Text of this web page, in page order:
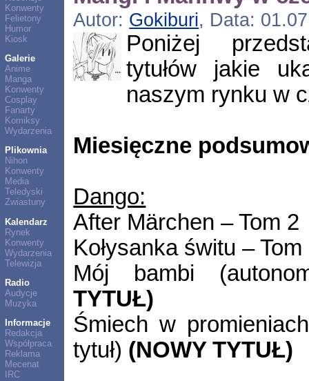
Konwenty
Felietony
Humor
Kiosk
Galerie
Anime
Manga
Konwenty
Cosplay
Fanarty
Komiksy
Wydarzenia
Plikownia
Nihon
Konwenty
Media
Teledyski
Zwiastuny
Kalendarz
Rynek
Konwenty
Wydarzenia
Telewizja
Radio
Audycje
Muzyka
Informacje
Redakcja
Współpraca
Reklama
Mecenat
IRC
Autor: Gokiburi, Data:
Poniżej
tytułów jakie
naszym rynku w
Miesięczne
Dango:
After Märchen – Tom 2
Kołysanka świtu – Tom
Mój bambi
TYTUŁ)
Śmiech w
tytuł) (NOWY TYTUŁ)